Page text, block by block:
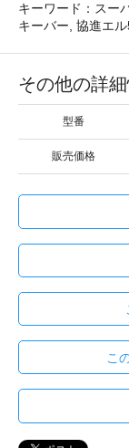
キーワード：スー
キーバー, 協進エ
その他の詳
型番
販売価格
こ